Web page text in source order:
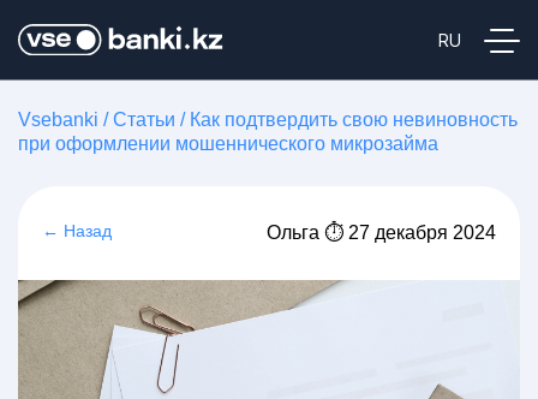
Vsebanki /Статьи / Как подтвердить свою невиновность
при оформлении мошеннического микрозайма
← Назад Ольга ⏱ 27 декабря 2024